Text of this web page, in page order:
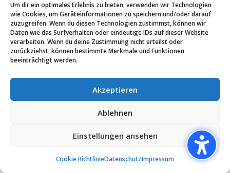
Um dir ein optimales Erlebnis zu bieten, verwenden wir Technologien
wie Cookies, um Geräteinformationen zu speichern und/oder darauf
zuzugreifen. Wenn du diesen Technologien zustimmst, können wir
Daten wie das Surfverhalten oder eindeutige IDs auf dieser Website
verarbeiten. Wenn du deine Zustimmung nicht erteilst oder
zurückziehst, können bestimmte Merkmale und Funktionen
beeinträchtigt werden.
Akzeptieren
Ablehnen
Einstellungen ansehen
Cookie RichtlinieDatenschutzImpressum
hinterlegten Daten. Dies sind vor allem:
Facebook-Name
Facebook-Profil- und Titelbild
Facebook-Titelbild
Facebook-Freundeslisten
Facebook Likes („Gefällt-mir“-Angaben)
Sprache